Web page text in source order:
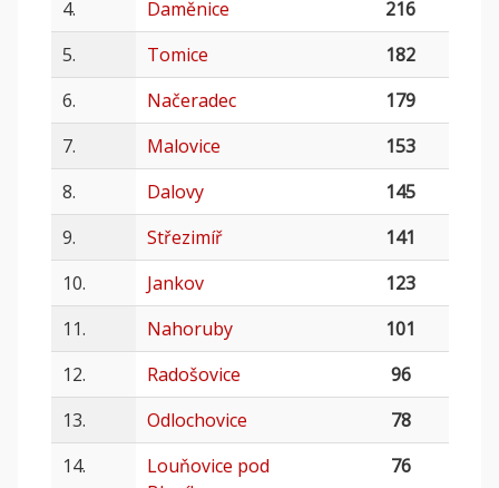
4.
Daměnice
216
5.
Tomice
182
6.
Načeradec
179
7.
Malovice
153
8.
Dalovy
145
9.
Střezimíř
141
10.
Jankov
123
11.
Nahoruby
101
12.
Radošovice
96
13.
Odlochovice
78
14.
Louňovice pod
76